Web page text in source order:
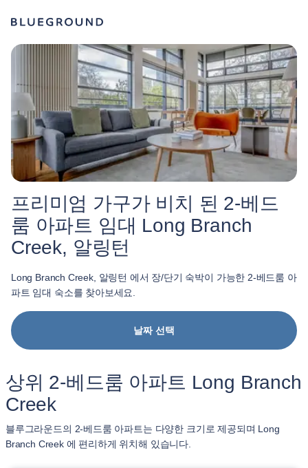
프리미엄 가구가 비치 된 2-베드
룸 아파트 임대 Long Branch
Creek, 알링턴
Long Branch Creek, 알링턴 에서 장/단기 숙박이 가능한 2-베드룸 아
파트 임대 숙소를 찾아보세요.
날짜 선택
상위 2-베드룸 아파트 Long Branch
Creek
블루그라운드의 2-베드룸 아파트는 다양한 크기로 제공되며 Long
Branch Creek 에 편리하게 위치해 있습니다.